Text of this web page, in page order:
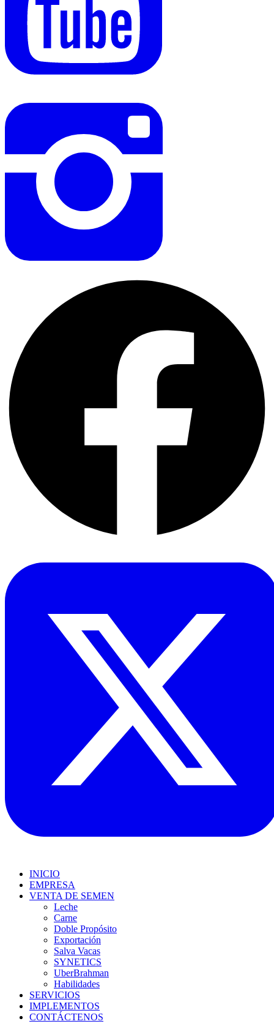
INICIO
EMPRESA
VENTA DE SEMEN
Leche
Carne
Doble Propósito
Exportación
Salva Vacas
SYNETICS
UberBrahman
Habilidades
SERVICIOS
IMPLEMENTOS
CONTÁCTENOS